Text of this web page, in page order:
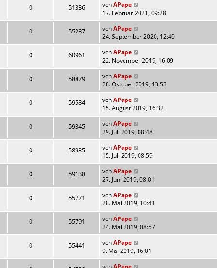
0 51336 vonAPape
17. Februar 2021, 09:28
0 55237 vonAPape
24. September 2020, 12:40
0 60961 vonAPape
22. November 2019, 16:09
0 58879 vonAPape
28. Oktober 2019, 13:53
0 59584 vonAPape
15. August 2019, 16:32
0 59345 vonAPape
29. Juli 2019, 08:48
0 58935 vonAPape
15. Juli 2019, 08:59
0 59138 vonAPape
27. Juni 2019, 08:01
0 55771 vonAPape
28. Mai 2019, 10:41
0 55791 vonAPape
24. Mai 2019, 08:57
0 55441 vonAPape
9. Mai 2019, 16:01